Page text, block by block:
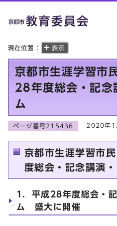
現在位置： 表示
京都市生涯学習市
28年度総会・記念
ム
ページ番号215436 2020年1
京都市生涯学習市
度総会・記念講演
1．平成28年度総会・
ム 盛大に開催